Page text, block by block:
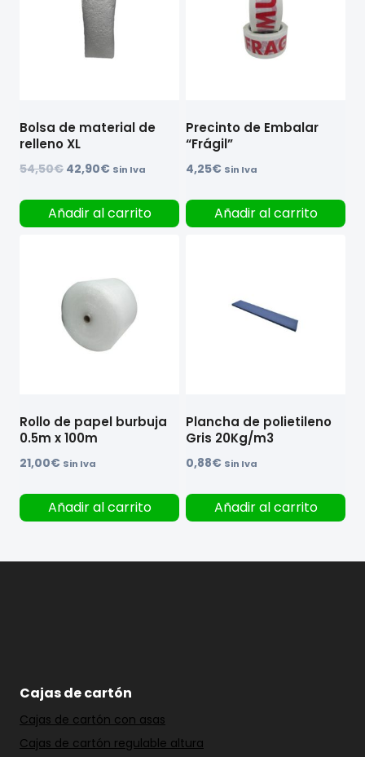
Bolsa de material de
relleno XL
54,50€ El
original
era:
42,90€El
actual
es:
Sin Iva
Añadir al carrito
Precinto de Embalar
“Frágil”
4,25€ Sin Iva
Añadir al carrito
Rollo de papel burbuja
0.5m x 100m
21,00€ Sin Iva
Añadir al carrito
Plancha de polietileno
Gris 20Kg/m3
0,88€ Sin Iva
Añadir al carrito
Cajas de cartón
Cajas de cartón con asas
Cajas de cartón regulable altura